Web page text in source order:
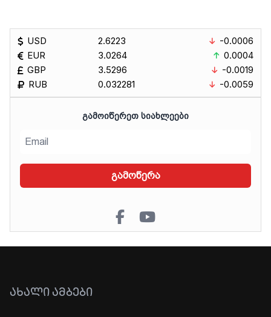
USD
EUR
GBP
RUB
2.6223
3.0264
3.5296
0.032281
-0.0006
0.0004
-0.0019
-0.0059
ᲒᲐᲛᲝᲘᲬᲔᲠᲔᲗ ᲡᲘᲐᲮᲚᲔᲔᲑᲘ
გამოწერა
ᲐᲮᲐᲚᲘ ᲐᲛᲑᲔᲑᲘ